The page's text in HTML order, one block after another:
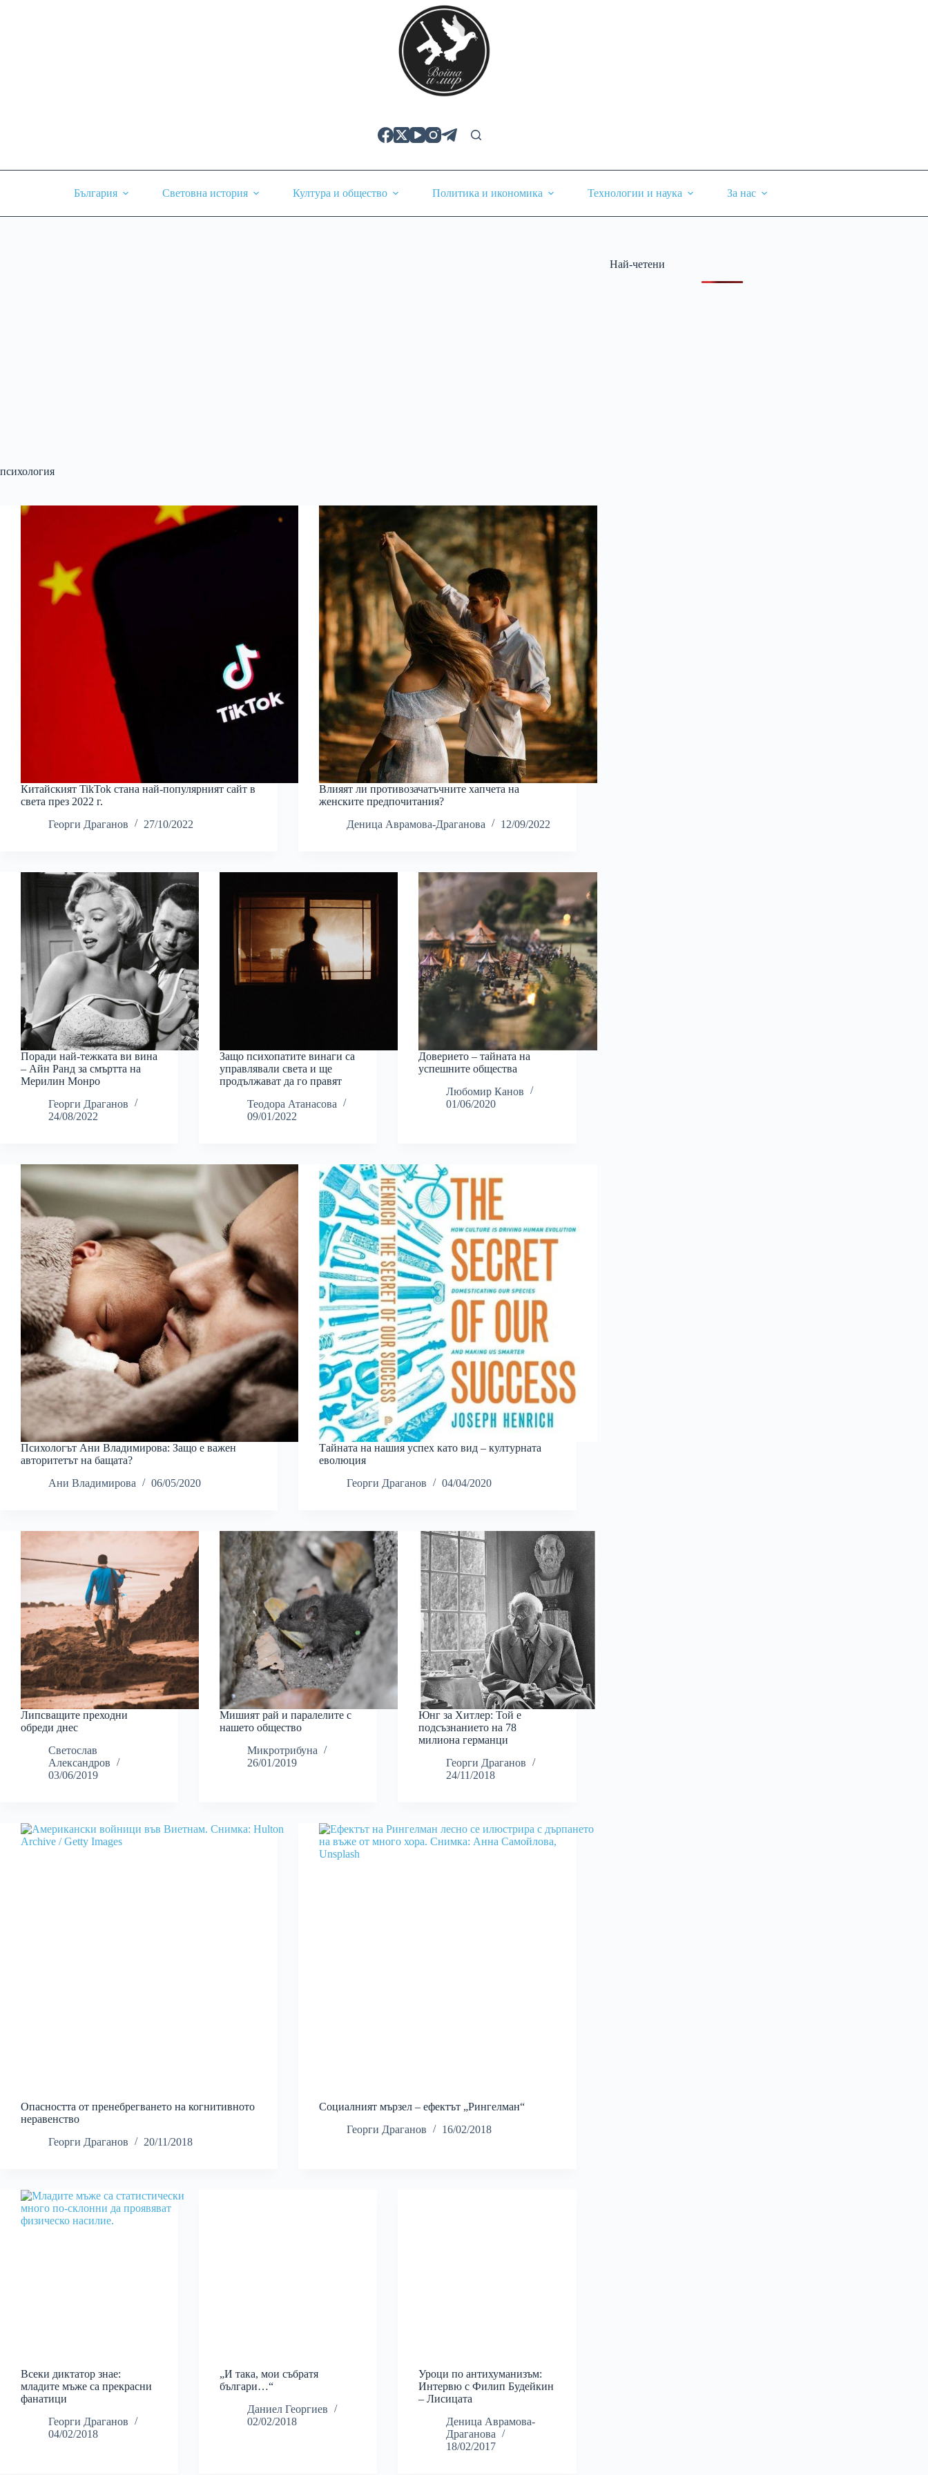
България Световна история Култура и общество Политика и икономика Технологии и наука За нас
психология
Китайският TikTok стана най-популярният сайт в
света през 2022 г.
Георги Драганов
27/10/2022
Влияят ли противозачатъчните хапчета на
женските предпочитания?
Деница Аврамова-Драганова
12/09/2022
Поради най-тежката ви вина
– Айн Ранд за смъртта на
Мерилин Монро
Георги Драганов
24/08/2022
Защо психопатите винаги са
управлявали света и ще
продължават да го правят
Теодора Атанасова
09/01/2022
Доверието – тайната на
успешните общества
Любомир Канов
01/06/2020
Психологът Ани Владимирова: Защо е важен
авторитетът на бащата?
Ани Владимирова
06/05/2020
Тайната на нашия успех като вид – културната
еволюция
Георги Драганов
04/04/2020
Липсващите преходни
обреди днес
Светослав
Александров
03/06/2019
Мишият рай и паралелите с
нашето общество
Микротрибуна
26/01/2019
Юнг за Хитлер: Той е
подсъзнанието на 78
милиона германци
Георги Драганов
24/11/2018
Опасността от пренебрегването на когнитивното
неравенство
Георги Драганов
20/11/2018
Социалният мързел – ефектът „Рингелман“
Георги Драганов
16/02/2018
Всеки диктатор знае:
младите мъже са прекрасни
фанатици
Георги Драганов
04/02/2018
„И така, мои събратя
българи…“
Даниел Георгиев
02/02/2018
Уроци по антихуманизъм:
Интервю с Филип Будейкин
– Лисицата
Деница Аврамова-
Драганова
18/02/2017
Най-четени